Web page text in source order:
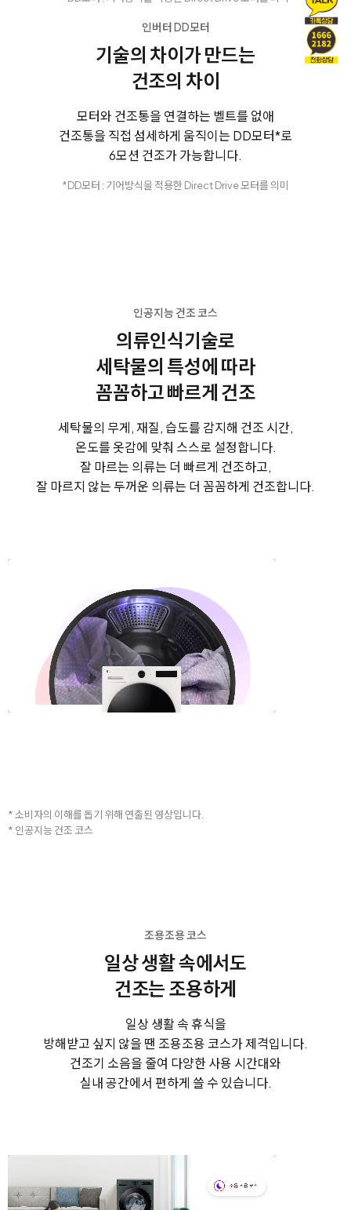
인버터 DD모터
기술의 차이가 만드는
건조의 차이
모터와 건조통을 연결하는 벨트를 없애
건조통을 직접 섬세하게 움직이는 DD모터*로
6모션 건조가 가능합니다.
*DD모터 : 기어방식을 적용한 Direct Drive 모터를 의미
인공지능 건조 코스
의류인식기술로
세탁물의 특성에 따라
꼼꼼하고 빠르게 건조
세탁물의 무게, 재질, 습도를 감지해 건조 시간,
온도를 옷감에 맞춰 스스로 설정합니다.
잘 마르는 의류는 더 빠르게 건조하고,
잘 마르지 않는 두꺼운 의류는 더 꼼꼼하게 건조합니다.
* 소비자의 이해를 돕기 위해 연출된 영상입니다.
* 인공지능 건조 코스
조용조용 코스
일상 생활 속에서도
건조는 조용하게
일상 생활 속 휴식을
방해받고 싶지 않을 땐 조용조용 코스가 제격입니다.
건조기 소음을 줄여 다양한 사용 시간대와
실내 공간에서 편하게 쓸 수 있습니다.